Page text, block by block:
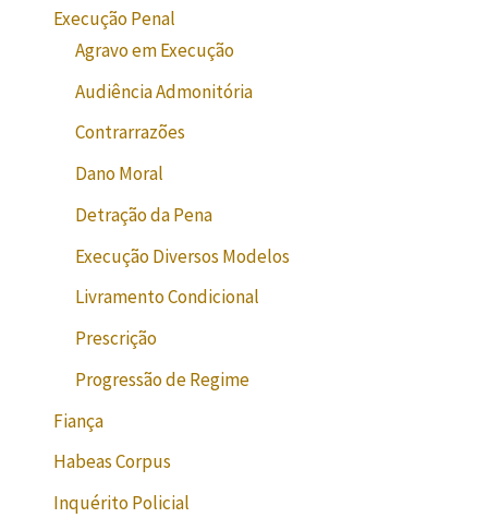
Execução Penal
Agravo em Execução
Audiência Admonitória
Contrarrazões
Dano Moral
Detração da Pena
Execução Diversos Modelos
Livramento Condicional
Prescrição
Progressão de Regime
Fiança
Habeas Corpus
Inquérito Policial